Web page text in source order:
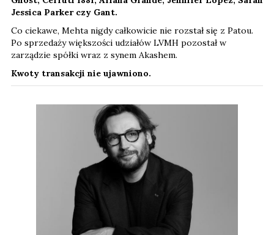
Jessica Parker czy Gant.
Co ciekawe, Mehta nigdy całkowicie nie rozstał się z Patou.
Po sprzedaży większości udziałów LVMH pozostał w
zarządzie spółki wraz z synem Akashem.
Kwoty transakcji nie ujawniono.